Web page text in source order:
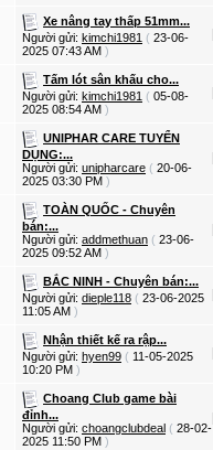
Xe nâng tay thấp 51mm...
Người gửi: kimchi1981 ( 23-06-
2025 07:43 AM )
Tấm lót sân khấu cho...
Người gửi: kimchi1981 ( 05-08-
2025 08:54 AM )
UNIPHAR CARE TUYỂN
DỤNG:...
Người gửi: unipharcare ( 20-06-
2025 03:30 PM )
TOÀN QUỐC - Chuyên
bán:...
Người gửi: addmethuan ( 23-06-
2025 09:52 AM )
BẮC NINH - Chuyên bán:...
Người gửi: dieple118 ( 23-06-2025
11:05 AM )
Nhận thiết kế ra rập...
Người gửi: hyen99 ( 11-05-2025
10:20 PM )
Choang Club game bài
đỉnh...
Người gửi: choangclubdeal ( 28-02-
2025 11:50 PM )